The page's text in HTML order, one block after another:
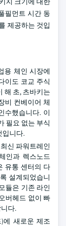
필먼트 시간 동
제공하는 것입
용 체인 시장에
이도 코교 주식
해 초, 츠바키는
비 컨베이어 체
수했습니다. 이
필요 없는 부식
입니다.
신 파워트레인
인과 렉스노드
유통 센터의 다
설계되었습니
듈은 기존 라인
버헤드 없이 빠
다.
에 새로운 제조